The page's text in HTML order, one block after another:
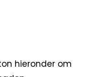
hieronder om